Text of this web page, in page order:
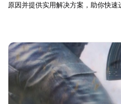
原因并提供实用解决方案，助你快速